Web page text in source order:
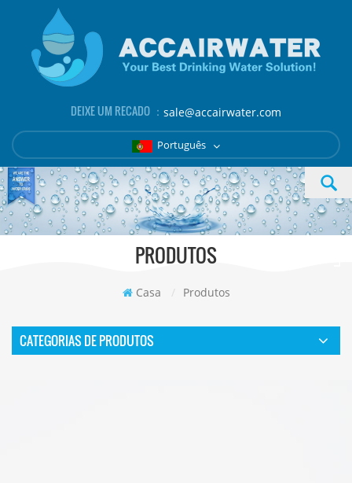
DEIXE UM RECADO ： sale@accairwater.com
Português
PRODUTOS
Casa / Produtos
CATEGORIAS DE PRODUTOS